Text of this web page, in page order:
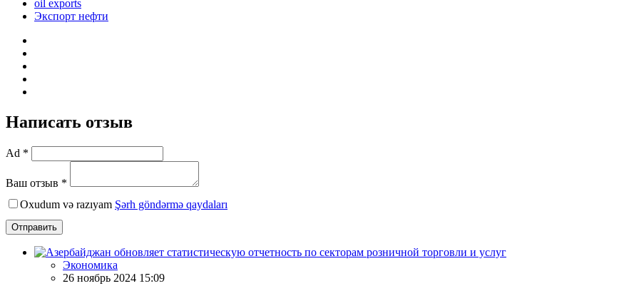
oil exports
Экспорт нефти
Написать отзыв
Ad *
Ваш отзыв *
Oxudum və razıyam Şərh göndərmə qaydaları
Отправить
Экономика
26 ноябрь 2024 15:09